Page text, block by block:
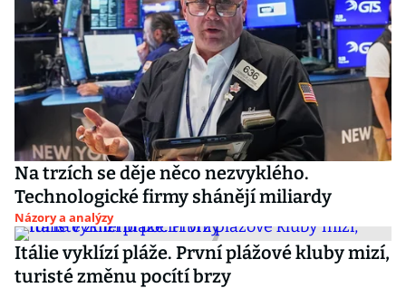
Na trzích se děje něco nezvyklého.
Technologické firmy shánějí miliardy
Názory a analýzy
Itálie vyklízí pláže. První plážové kluby mizí,
turisté změnu pocítí brzy